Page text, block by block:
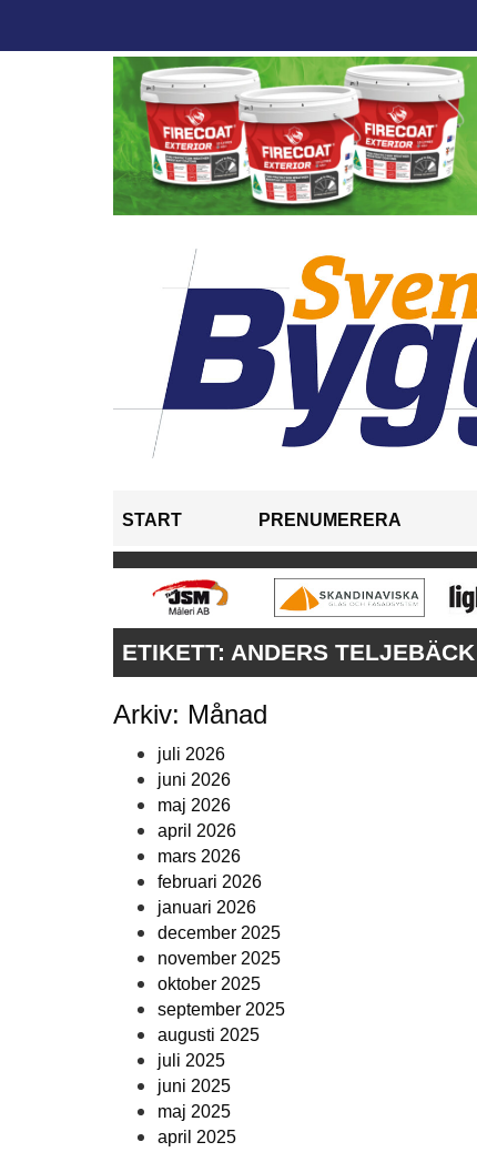
START PRENUMERERA
ETIKETT: ANDERS TELJEBÄCK
Arkiv: Månad
juli 2026
juni 2026
maj 2026
april 2026
mars 2026
februari 2026
januari 2026
december 2025
november 2025
oktober 2025
september 2025
augusti 2025
juli 2025
juni 2025
maj 2025
april 2025